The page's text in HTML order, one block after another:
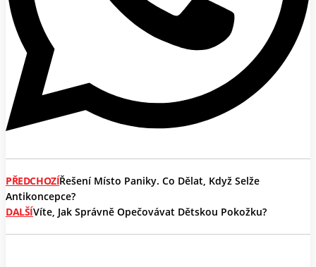
PŘEDCHOZÍŘešení Místo Paniky. Co Dělat, Když Selže
Antikoncepce?
DALŠÍVíte, Jak Správně Opečovávat Dětskou Pokožku?